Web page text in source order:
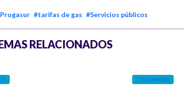
#tarifas de gas #Servicios públicos
RELACIONADOS
COLOMBIA